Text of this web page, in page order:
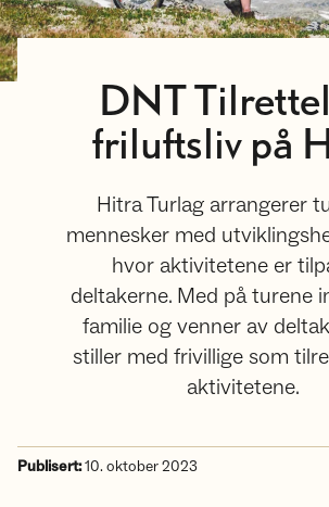
DNT
friluftsliv på
Hitra Turlag arrangerer
mennesker med
hvor aktivitetene er
deltakerne. Med på turene
familie og venner av
stiller med frivillige som
aktivitetene.
Publisert:10. oktober 2023